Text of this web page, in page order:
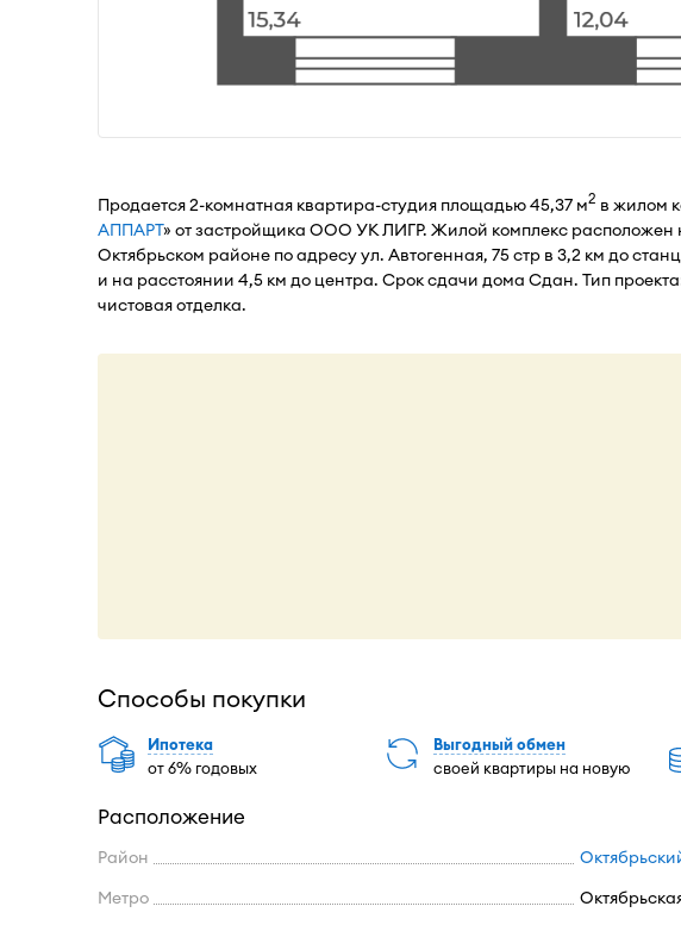
Продается 2-комнатная квартира-студия площадью 45,37 м2 в жилом
АППАРТ» от застройщика ООО УК ЛИГР. Жилой комплекс расположен
Октябрьском районе по адресу ул. Автогенная, 75 стр в 3,2 км до
и на расстоянии 4,5 км до центра. Срок сдачи дома Сдан. Тип
чистовая отделка.
Способы покупки
Ипотека
от 6% годовых
Выгодный обмен
своей квартиры на новую
Расположение
Район
Метро